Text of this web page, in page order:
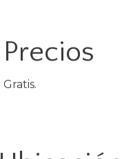
Precios
Gratis.